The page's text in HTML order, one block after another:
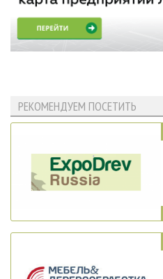
РЕКОМЕНДУЕМ ПОСЕТИТЬ